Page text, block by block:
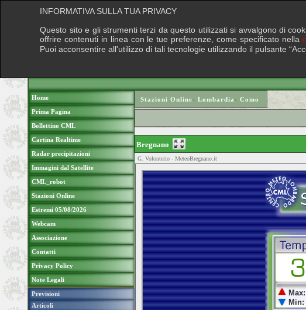
Home
Prima Pagina
Bollettino CML
Cartina Realtime
Radar precipitazioni
Immagini dal Satellite
CML_robot
Stazioni Online
Estremi 05/08/2026
Webcam
Associazione
Contatti
Privacy Policy
Note Legali
Previsioni
Articoli
Stazioni Online› Lombardia › Como
Bregnano
G. Volonterio - MeteoBregnano.it
INFORMATIVA SULLA TUA PRIVACY
Questo sito e gli strumenti terzi da questo utilizzati si avvalgono di
offrire contenuti in linea con le tue preferenze, come specificato nella
Puoi acconsentire all'utilizzo di tali tecnologie utilizzando il pulsante